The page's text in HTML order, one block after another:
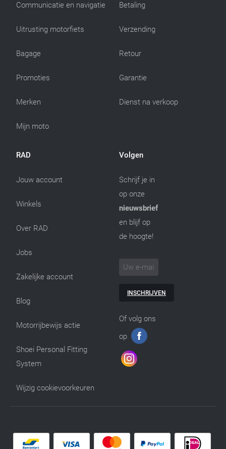
Communicatie en navigatie
Uitrusting motorfiets
Bagage
Promoties
Merken
Mijn moto
Betaling
Verzending
Retour
Garantie
Dienst na verkoop
RAD
Jouw account
Winkels
Over RAD
Jobs
Zakelijke account
Blog
Motorrijbewijs actie
Shoei Personal Fitting
System
Wijzig cookievoorkeuren
Volgen
Schrijf je in
op onze
nieuwsbrief
en blijf op
de hoogte!
INSCHRIJVEN
Of volg ons
op